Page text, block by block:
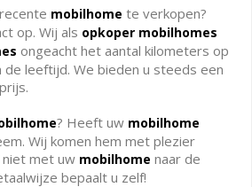
mobilhome te verkopen?
op. Wij als opkoper mobilhomes
ongeacht het aantal kilometers op
leeftijd. We bieden u steeds een
? Heeft uw mobilhome
Wij komen hem met plezier
met uw mobilhome naar de
bepaalt u zelf!